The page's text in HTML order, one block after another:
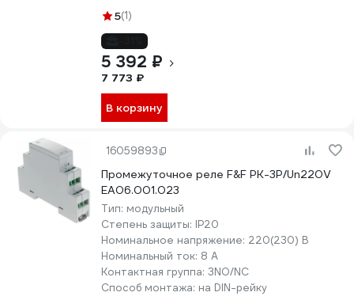
5(1)
5 392 ₽
7 773 ₽
В корзину
16059893
Промежуточное реле F&F PK-3P/Un220V
EA06.001.023
Тип: модульный
Степень защиты: IP20
Номинальное напряжение: 220(230) В
Номинальный ток: 8 А
Контактная группа: 3NO/NC
Способ монтажа: на DIN-рейку